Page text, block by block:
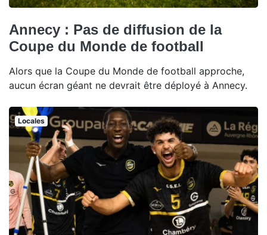
Annecy : Pas de diffusion de la
Coupe du Monde de football
Alors que la Coupe du Monde de football approche,
aucun écran géant ne devrait être déployé à Annecy.
Locales